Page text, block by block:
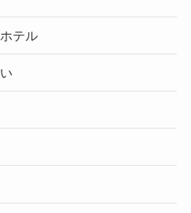
テル